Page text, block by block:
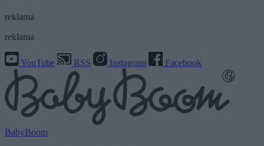
reklama
reklama
YouTube RSS Instagram Facebook
BabyBoom